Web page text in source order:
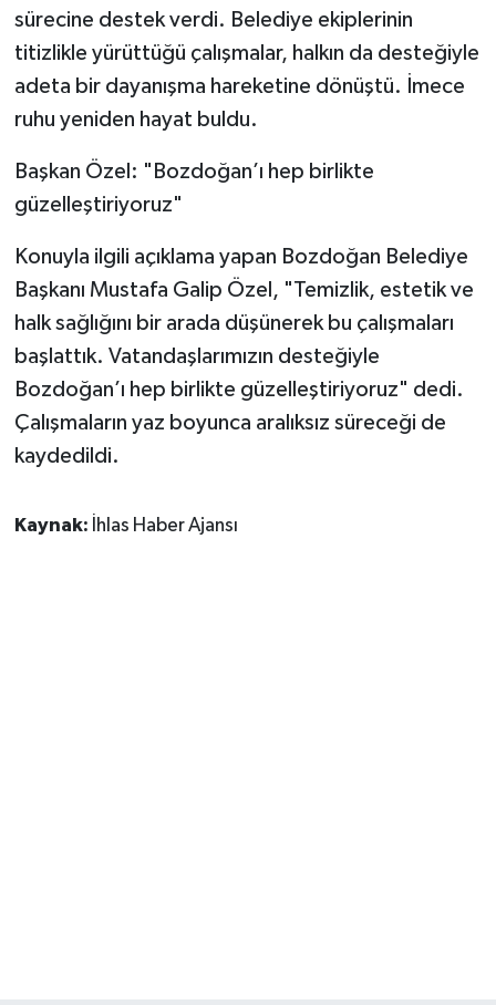
sürecine destek verdi. Belediye ekiplerinin
titizlikle yürüttüğü çalışmalar, halkın da desteğiyle
adeta bir dayanışma hareketine dönüştü. İmece
ruhu yeniden hayat buldu.
Başkan Özel: "Bozdoğan’ı hep birlikte
güzelleştiriyoruz"
Konuyla ilgili açıklama yapan Bozdoğan Belediye
Başkanı Mustafa Galip Özel, "Temizlik, estetik ve
halk sağlığını bir arada düşünerek bu çalışmaları
başlattık. Vatandaşlarımızın desteğiyle
Bozdoğan’ı hep birlikte güzelleştiriyoruz" dedi.
Çalışmaların yaz boyunca aralıksız süreceği de
kaydedildi.
Kaynak: İhlas Haber Ajansı